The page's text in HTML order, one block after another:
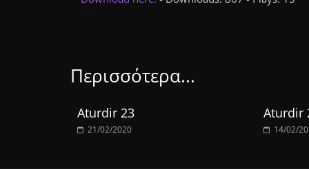
Περισσότερα...
Aturdir 23
21/02/2020
Aturdir
14/02/